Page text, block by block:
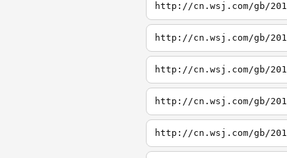
http://cn.wsj.com/gb/
http://cn.wsj.com/gb/
http://cn.wsj.com/gb/
http://cn.wsj.com/gb/
http://cn.wsj.com/gb/